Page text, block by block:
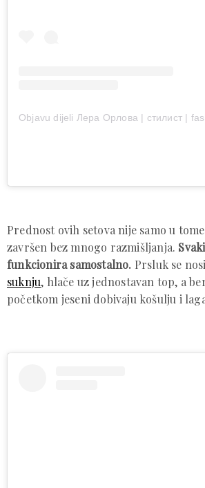
Prednost ovih setova nije samo u
završen bez mnogo razmišljanja.
funkcionira samostalno. Prsluk se
suknju, hlače uz jednostavan top, a
početkom jeseni dobivaju košulju i